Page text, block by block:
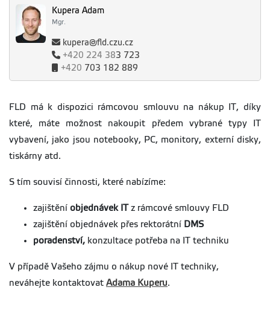
Kupera Adam
Mgr.
kupera@fld.czu.cz
+420 224 383 723
+420 703 182 889
FLD má k dispozici rámcovou smlouvu na nákup IT, díky
které, máte možnost nakoupit předem vybrané typy IT
vybavení, jako jsou notebooky, PC, monitory, externí disky,
tiskárny atd.
S tím souvisí činnosti, které nabízíme:
zajištění objednávek ITz rámcové smlouvy FLD
zajištění objednávek přes rektorátní DMS
poradenství, konzultace potřeba na IT techniku
V případě Vašeho zájmu o nákup nové IT techniky,
neváhejte kontaktovat Adama Kuperu.